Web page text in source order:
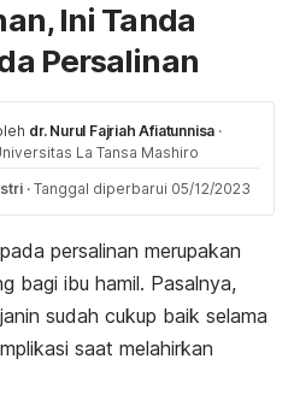
Ini Tanda
Persalinan
dr. Nurul Fajriah Afiatunnisa ·
La Tansa Mashiro
· Tanggal diperbarui 05/12/2023
persalinan merupakan
bagi ibu hamil. Pasalnya,
sudah cukup baik selama
saat melahirkan